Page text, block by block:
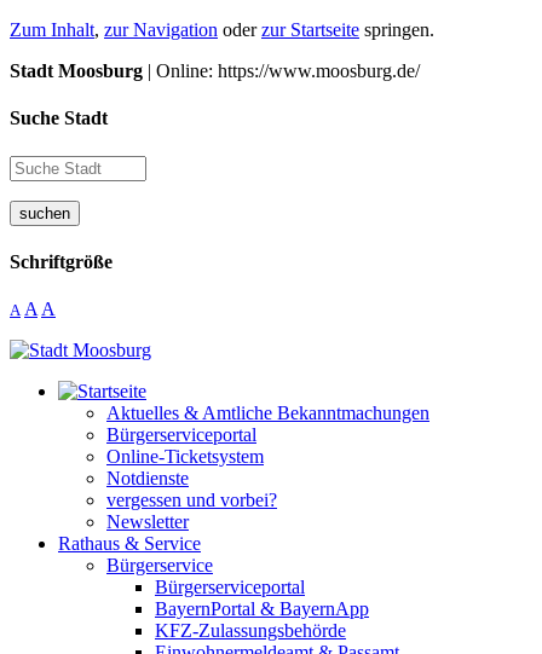
Zum Inhalt, zur Navigation oderzur Startseite springen.
Stadt Moosburg | Online: https://www.moosburg.de/
Suche Stadt
suchen
Schriftgröße
A A A
Aktuelles & Amtliche Bekanntmachungen
Bürgerserviceportal
Online-Ticketsystem
Notdienste
vergessen und vorbei?
Newsletter
Rathaus & Service
Bürgerservice
Bürgerserviceportal
BayernPortal & BayernApp
KFZ-Zulassungsbehörde